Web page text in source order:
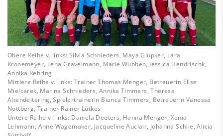
Obere Reihe v. links: Silvia Schnieders, Maya Glüpker, Lara
Kronemeyer, Lena Gravelmann, Marie Wübben, Jessica Hendrischk,
Annika Rehring
Mittlere Reihe v. links: Trainer Thomas Menger, Betreuerin Elise
Mielcarek, Marina Schnieders, Annika Timmers, Theresa
Altendeitering, Spielertrainerin Bianca Timmers, Betreuerin Vanessa
Nottberg, Trainer Rainer Lütkes
Untere Reihe v. links: Daniela Deeters, Hanna Menger, Xenia
Lehmann, Anne Wagemaker, Jacqueline Auclair, Johanna Schlie, Alicia